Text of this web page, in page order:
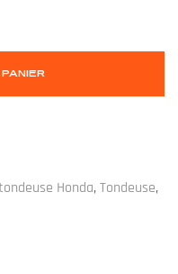
Honda, Tondeuse,